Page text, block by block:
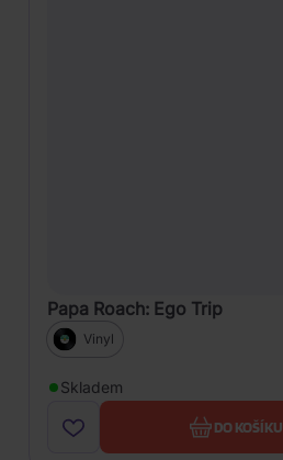
Papa Roach: Ego Trip
Vinyl
Skladem
DO KOŠÍKU